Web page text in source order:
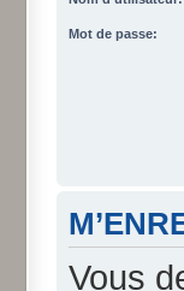
Mot de passe:
Vous